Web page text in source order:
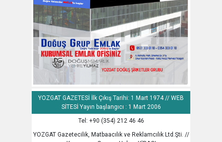
YOZGAT GAZETESİ İlk Çıkış Tarihi: 1 Mart 1974 // WEB
SİTESİ Yayın başlangıcı : 1 Mart 2006
Tel: +90 (354) 212 46 46
YOZGAT Gazetecilik, Matbaacılık ve Reklamcılık Ltd.Şti. //